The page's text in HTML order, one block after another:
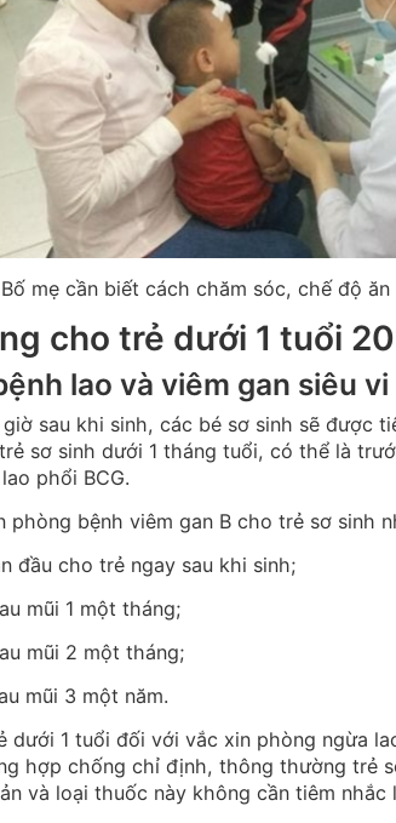
Bố mẹ cần biết cách chăm sóc, chế độ
cho trẻ dưới 1 tuổi
lao và viêm gan siêu vi
sau khi sinh, các bé sơ sinh sẽ được
sơ sinh dưới 1 tháng tuổi, có thể là
phổi BCG.
phòng bệnh viêm gan B cho trẻ sơ sinh
đầu cho trẻ ngay sau khi sinh;
mũi 1 một tháng;
mũi 2 một tháng;
mũi 3 một năm.
dưới 1 tuổi đối với vắc xin phòng ngừa
hợp chống chỉ định, thông thường trẻ
và loại thuốc này không cần tiêm nhắc